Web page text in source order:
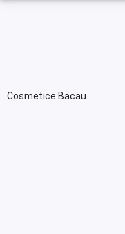
Cosmetice Bacau